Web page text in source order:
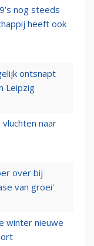
nog steeds
heeft ook
ontsnapt
Leipzig
naar
over bij
van groei'
winter nieuwe